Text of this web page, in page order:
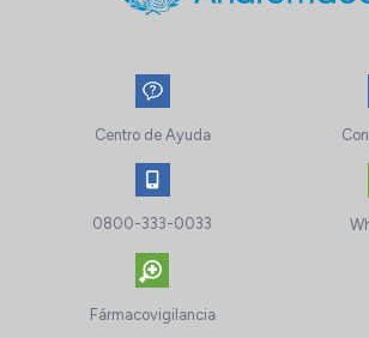
Centro de Ayuda
0800-333-0033
Fármacovigilancia